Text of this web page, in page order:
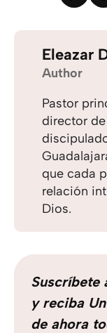
Eleazar
Author
Pastor
director
que cada
relación
Dios.
Suscríbete
y reciba
de ahora